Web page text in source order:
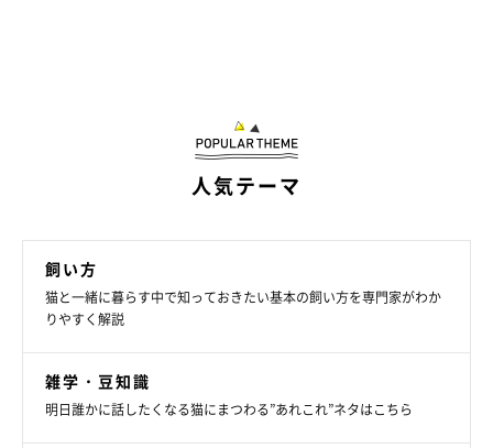
人気テーマ
飼い方
猫と一緒に暮らす中で知っておきたい基本の飼い方を専門家がわか
りやすく解説
雑学・豆知識
明日誰かに話したくなる猫にまつわる”あれこれ”ネタはこちら